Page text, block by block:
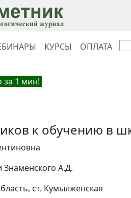
КУРСЫ ОПЛАТА
за 1 мин!
к обучению в
А.Д.
cт. Кумылженская